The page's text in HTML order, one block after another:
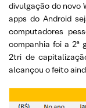
divulgação do novo
apps do Android
computadores
companhia foi a 2ª
2tri de
alcançou o feito